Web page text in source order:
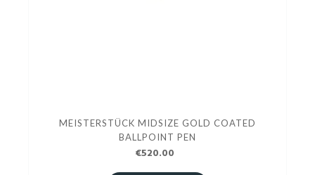
MEISTERSTÜCK MIDSIZE GOLD COATED
BALLPOINT PEN
€520.00